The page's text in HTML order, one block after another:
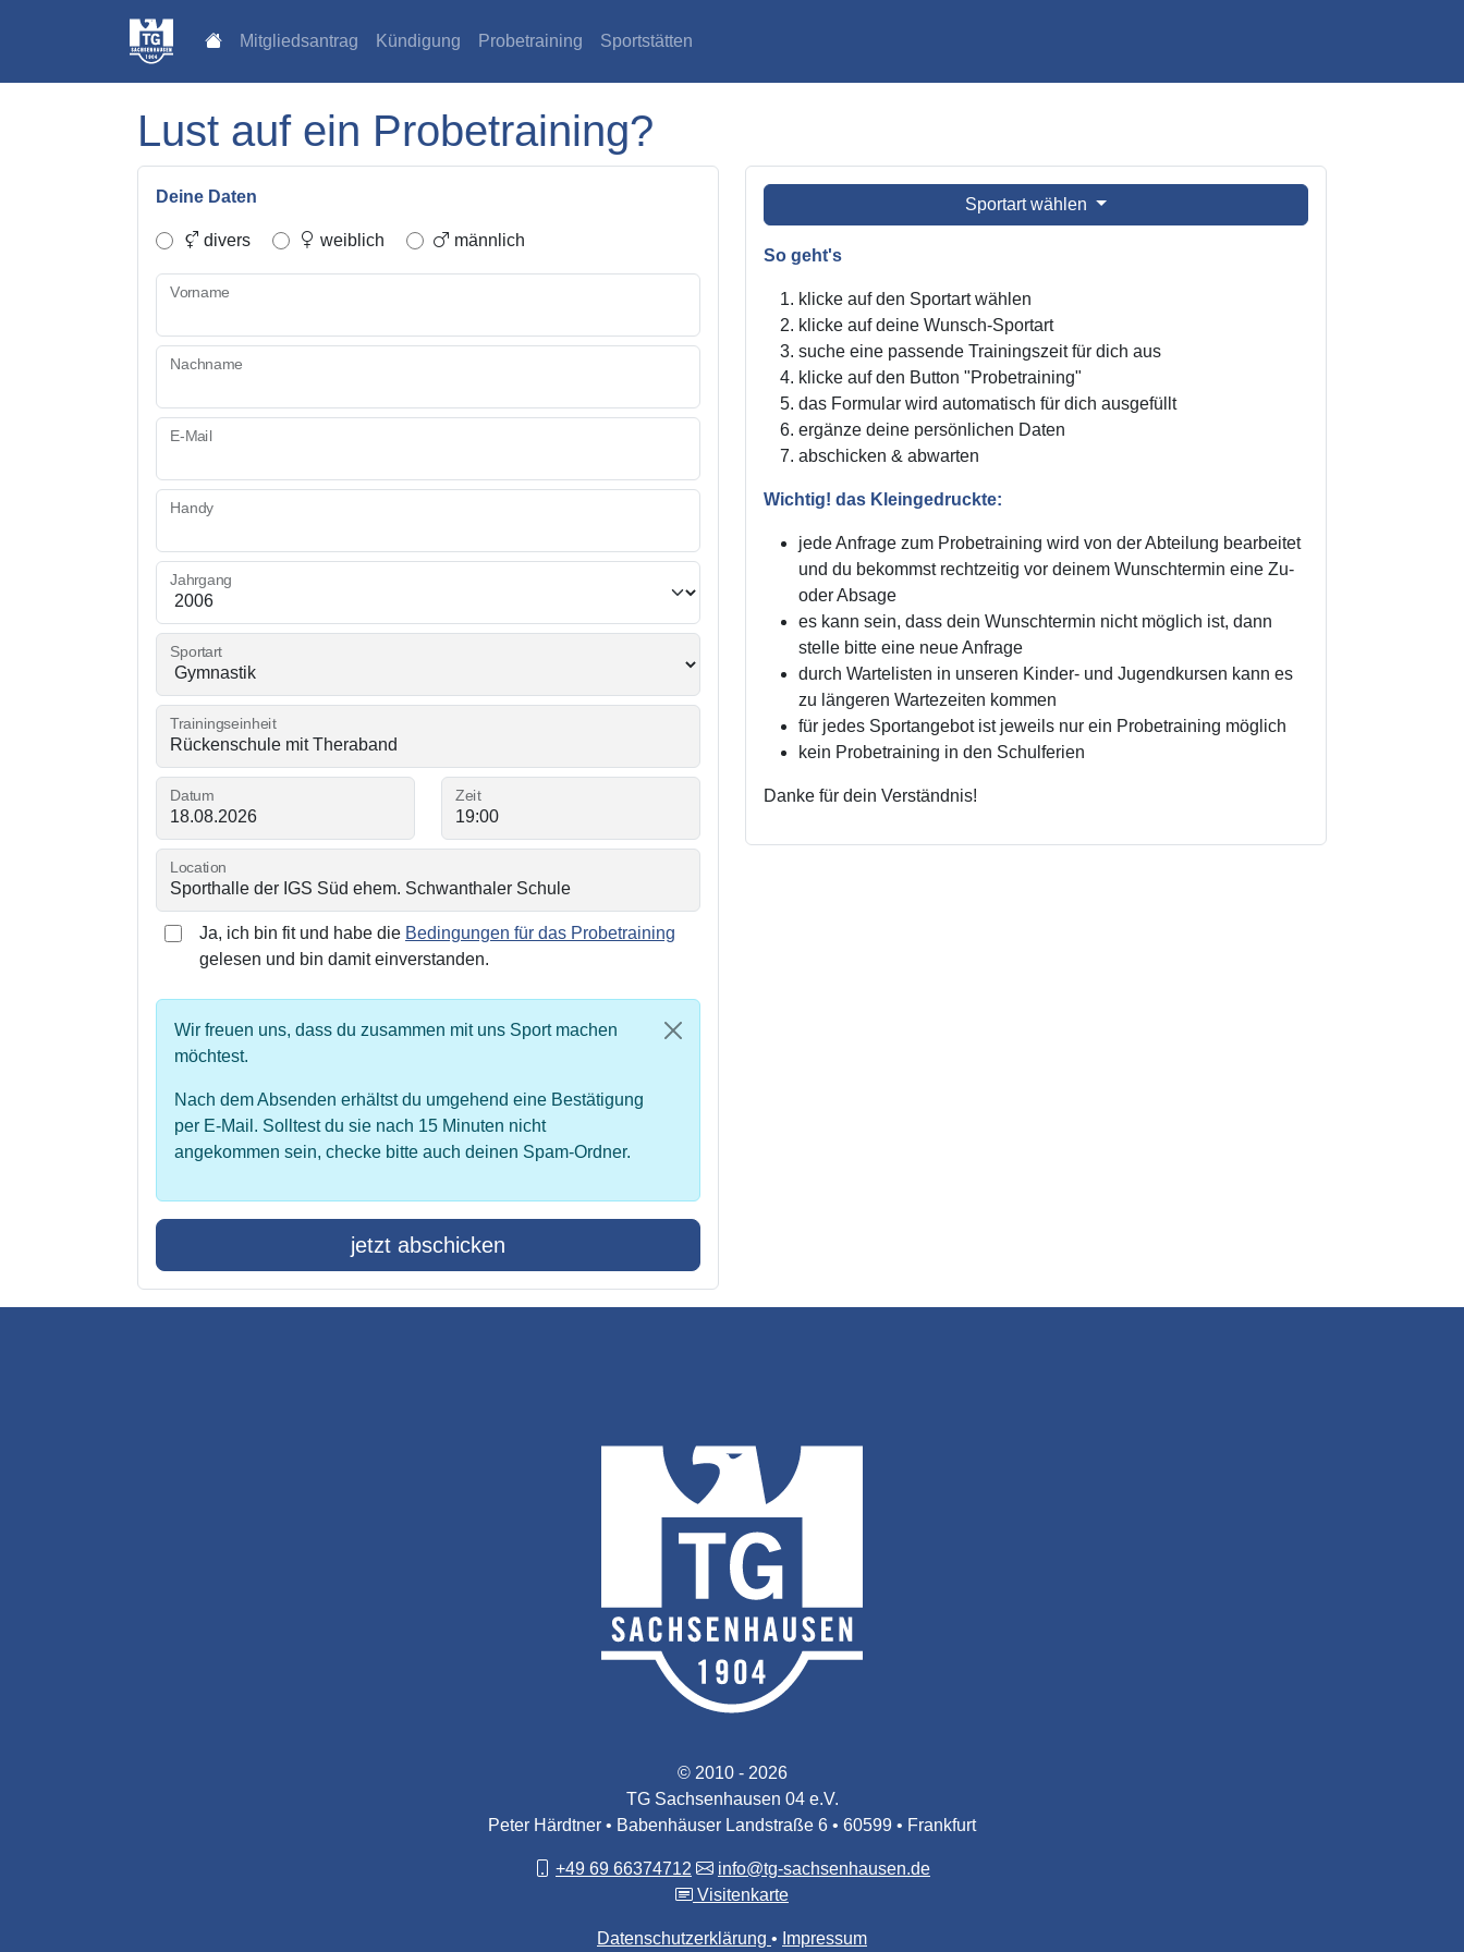
Mitgliedsantrag Kündigung Probetraining Sportstätten
Lust auf ein Probetraining?
Deine Daten
divers weiblich männlich
Vorname
Nachname
E-Mail
Handy
Jahrgang
Sportart
Trainingseinheit
Datum Zeit
Location
Ja, ich bin fit und habe die Bedingungen für das Probetraining
gelesen und bin damit einverstanden.
Wir freuen uns, dass du zusammen mit uns Sport machen
möchtest.
Nach dem Absenden erhältst du umgehend eine Bestätigung
per E-Mail. Solltest du sie nach 15 Minuten nicht
angekommen sein, checke bitte auch deinen Spam-Ordner.
jetzt abschicken
Sportart wählen
So geht's
klicke auf den Sportart wählen
klicke auf deine Wunsch-Sportart
suche eine passende Trainingszeit für dich aus
klicke auf den Button "Probetraining"
das Formular wird automatisch für dich ausgefüllt
ergänze deine persönlichen Daten
abschicken & abwarten
Wichtig! das Kleingedruckte:
jede Anfrage zum Probetraining wird von der Abteilung bearbeitet
und du bekommst rechtzeitig vor deinem Wunschtermin eine Zu-
oder Absage
es kann sein, dass dein Wunschtermin nicht möglich ist, dann
stelle bitte eine neue Anfrage
durch Wartelisten in unseren Kinder- und Jugendkursen kann es
zu längeren Wartezeiten kommen
für jedes Sportangebot ist jeweils nur ein Probetraining möglich
kein Probetraining in den Schulferien
Danke für dein Verständnis!
© 2010 - 2026
TG Sachsenhausen 04 e.V.
Peter Härdtner • Babenhäuser Landstraße 6 • 60599 • Frankfurt
+49 69 66374712
info@tg-sachsenhausen.de
Visitenkarte
Datenschutzerklärung Impressum